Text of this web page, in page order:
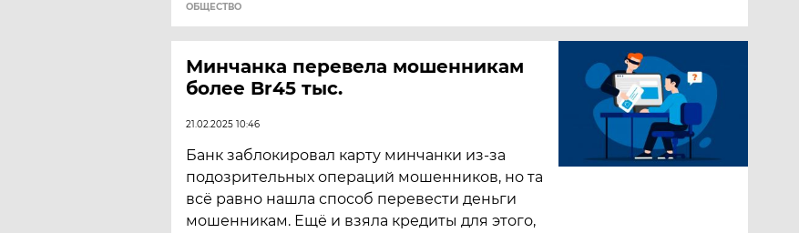
ОБЩЕСТВО
Минчанка перевела мошенникам
более Br45 тыс.
21.02.2025 10:46
Банк заблокировал карту минчанки из-за
подозрительных операций мошенников, но та
всё равно нашла способ перевести деньги
мошенникам. Ещё и взяла кредиты для этого,